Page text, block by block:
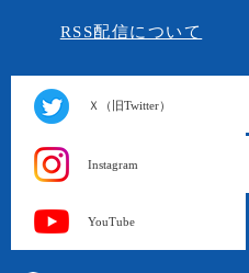
RSS配信について
Ｘ（旧Twitter）
Instagram
YouTube